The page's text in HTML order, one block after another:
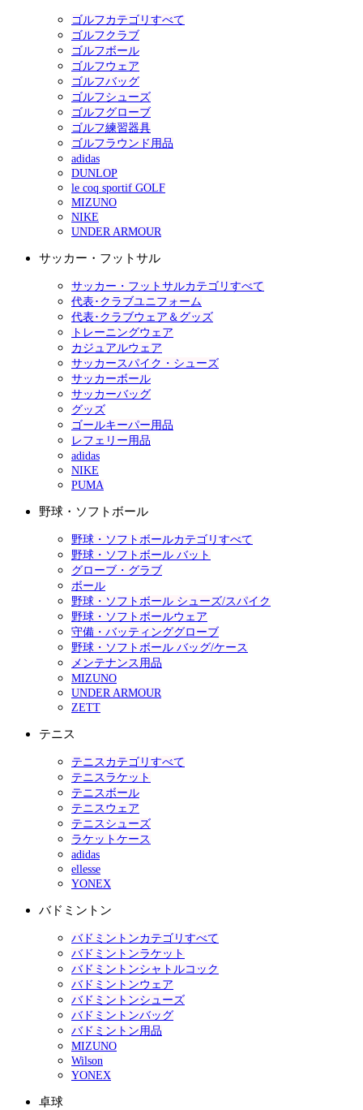
ゴルフカテゴリすべて
ゴルフクラブ
ゴルフボール
ゴルフウェア
ゴルフバッグ
ゴルフシューズ
ゴルフグローブ
ゴルフ練習器具
ゴルフラウンド用品
adidas
DUNLOP
le coq sportif GOLF
MIZUNO
NIKE
UNDER ARMOUR
サッカー・フットサル
サッカー・フットサルカテゴリすべて
代表･クラブユニフォーム
代表･クラブウェア＆グッズ
トレーニングウェア
カジュアルウェア
サッカースパイク・シューズ
サッカーボール
サッカーバッグ
グッズ
ゴールキーパー用品
レフェリー用品
adidas
NIKE
PUMA
野球・ソフトボール
野球・ソフトボールカテゴリすべて
野球・ソフトボール バット
グローブ・グラブ
ボール
野球・ソフトボール シューズ/スパイク
野球・ソフトボールウェア
守備・バッティンググローブ
野球・ソフトボール バッグ/ケース
メンテナンス用品
MIZUNO
UNDER ARMOUR
ZETT
テニス
テニスカテゴリすべて
テニスラケット
テニスボール
テニスウェア
テニスシューズ
ラケットケース
adidas
ellesse
YONEX
バドミントン
バドミントンカテゴリすべて
バドミントンラケット
バドミントンシャトルコック
バドミントンウェア
バドミントンシューズ
バドミントンバッグ
バドミントン用品
MIZUNO
Wilson
YONEX
卓球